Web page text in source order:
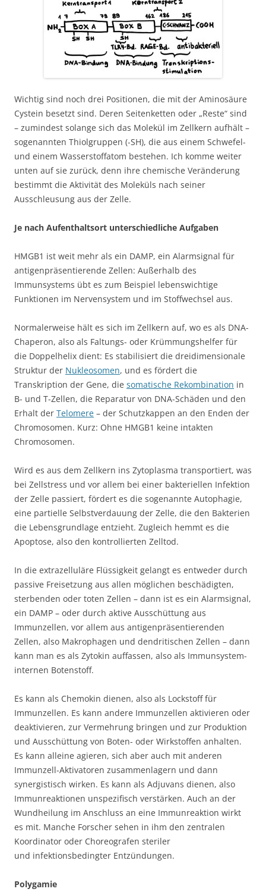
Wichtig sind noch drei Positionen, die mit der Aminosäure
Cystein besetzt sind. Deren Seitenketten oder „Reste“ sind
– zumindest solange sich das Molekül im Zellkern aufhält –
sogenannten Thiolgruppen (-SH), die aus einem Schwefel-
und einem Wasserstoffatom bestehen. Ich komme weiter
unten auf sie zurück, denn ihre chemische Veränderung
bestimmt die Aktivität des Moleküls nach seiner
Ausschleusung aus der Zelle.
Je nach Aufenthaltsort unterschiedliche Aufgaben
HMGB1 ist weit mehr als ein DAMP, ein Alarmsignal für
antigenpräsentierende Zellen: Außerhalb des
Immunsystems übt es zum Beispiel lebenswichtige
Funktionen im Nervensystem und im Stoffwechsel aus.
Normalerweise hält es sich im Zellkern auf, wo es als DNA-
Chaperon, also als Faltungs- oder Krümmungshelfer für
die Doppelhelix dient: Es stabilisiert die dreidimensionale
Struktur der Nukleosomen, und es fördert die
Transkription der Gene, die somatische Rekombination in
B- und T-Zellen, die Reparatur von DNA-Schäden und den
Erhalt der Telomere – der Schutzkappen an den Enden der
Chromosomen. Kurz: Ohne HMGB1 keine intakten
Chromosomen.
Wird es aus dem Zellkern ins Zytoplasma transportiert, was
bei Zellstress und vor allem bei einer bakteriellen Infektion
der Zelle passiert, fördert es die sogenannte Autophagie,
eine partielle Selbstverdauung der Zelle, die den Bakterien
die Lebensgrundlage entzieht. Zugleich hemmt es die
Apoptose, also den kontrollierten Zelltod.
In die extrazelluläre Flüssigkeit gelangt es entweder durch
passive Freisetzung aus allen möglichen beschädigten,
sterbenden oder toten Zellen – dann ist es ein Alarmsignal,
ein DAMP – oder durch aktive Ausschüttung aus
Immunzellen, vor allem aus antigenpräsentierenden
Zellen, also Makrophagen und dendritischen Zellen – dann
kann man es als Zytokin auffassen, also als Immunsystem-
internen Botenstoff.
Es kann als Chemokin dienen, also als Lockstoff für
Immunzellen. Es kann andere Immunzellen aktivieren oder
deaktivieren, zur Vermehrung bringen und zur Produktion
und Ausschüttung von Boten- oder Wirkstoffen anhalten.
Es kann alleine agieren, sich aber auch mit anderen
Immunzell-Aktivatoren zusammenlagern und dann
synergistisch wirken. Es kann als Adjuvans dienen, also
Immunreaktionen unspezifisch verstärken. Auch an der
Wundheilung im Anschluss an eine Immunreaktion wirkt
es mit. Manche Forscher sehen in ihm den zentralen
Koordinator oder Choreografen steriler
und infektionsbedingter Entzündungen.
Polygamie